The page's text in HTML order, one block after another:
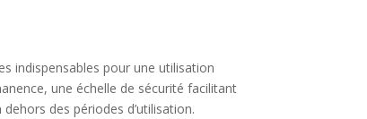
indispensables pour une utilisation
une échelle de sécurité facilitant
des périodes d’utilisation.